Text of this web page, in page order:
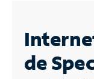
Business
de